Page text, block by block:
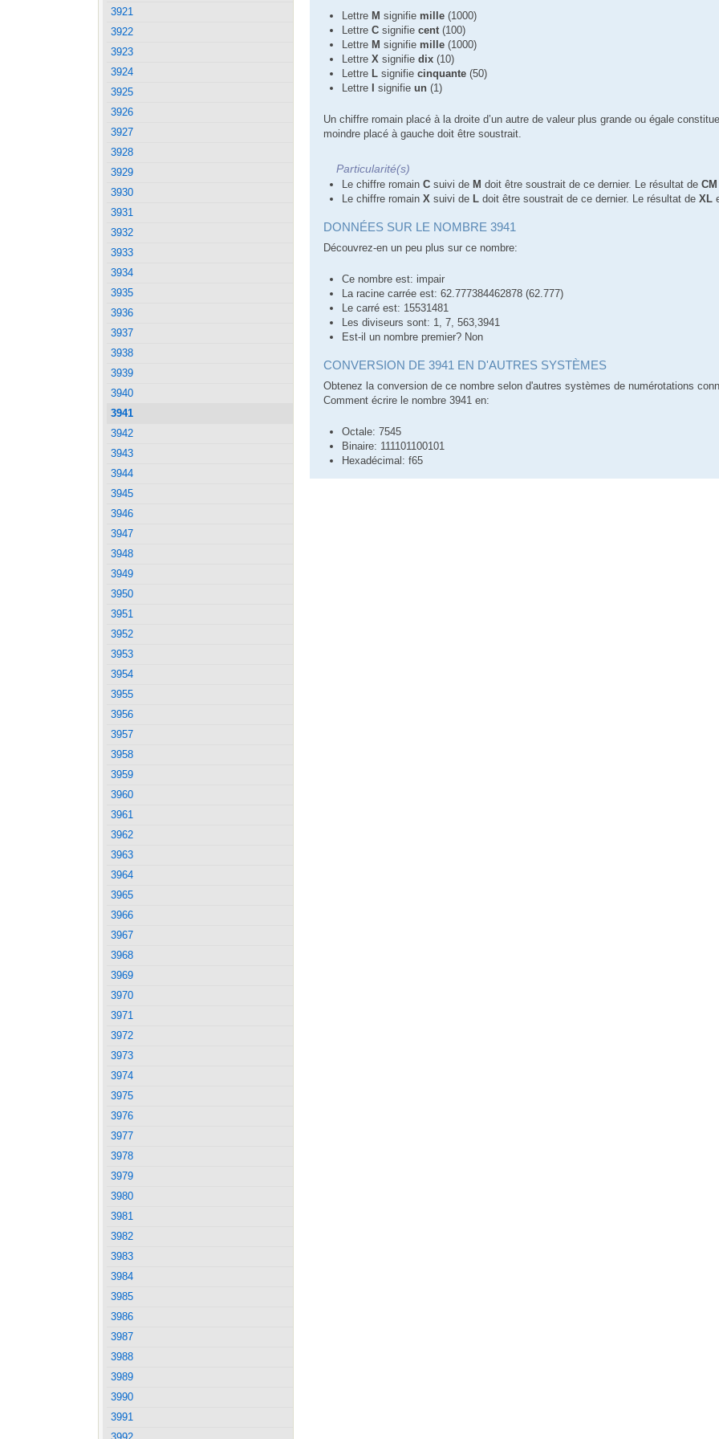
Lettre M signifie mille (1000)
Lettre C signifie cent (100)
Lettre M signifie mille (1000)
Lettre X signifie dix (10)
Lettre L signifie cinquante (50)
Lettre I signifie un (1)
Un chiffre romain placé à la droite d’un autre de valeur plus grande ou égale
moindre placé à gauche doit être soustrait.
Particularité(s)
Le chiffre romain C suivi de M doit être soustrait de ce dernier. Le résultat de CM
Le chiffre romain X suivi de L doit être soustrait de ce dernier. Le résultat de XL
DONNÉES SUR LE NOMBRE 3941
Découvrez-en un peu plus sur ce nombre:
Ce nombre est: impair
La racine carrée est: 62.777384462878 (62.777)
Le carré est: 15531481
Les diviseurs sont: 1, 7, 563,3941
Est-il un nombre premier? Non
CONVERSION DE 3941 EN D'AUTRES SYSTÈMES
Obtenez la conversion de ce nombre selon d'autres systèmes de numérotations
Comment écrire le nombre 3941 en:
Octale: 7545
Binaire: 111101100101
Hexadécimal: f65
3921
3922
3923
3924
3925
3926
3927
3928
3929
3930
3931
3932
3933
3934
3935
3936
3937
3938
3939
3940
3941
3942
3943
3944
3945
3946
3947
3948
3949
3950
3951
3952
3953
3954
3955
3956
3957
3958
3959
3960
3961
3962
3963
3964
3965
3966
3967
3968
3969
3970
3971
3972
3973
3974
3975
3976
3977
3978
3979
3980
3981
3982
3983
3984
3985
3986
3987
3988
3989
3990
3991